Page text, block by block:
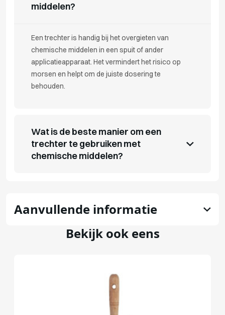
middelen?
Een trechter is handig bij het overgieten van
chemische middelen in een spuit of ander
applicatieapparaat. Het vermindert het risico op
morsen en helpt om de juiste dosering te
behouden.
Wat is de beste manier om een
trechter te gebruiken met
chemische middelen?
Aanvullende informatie
Bekijk ook eens